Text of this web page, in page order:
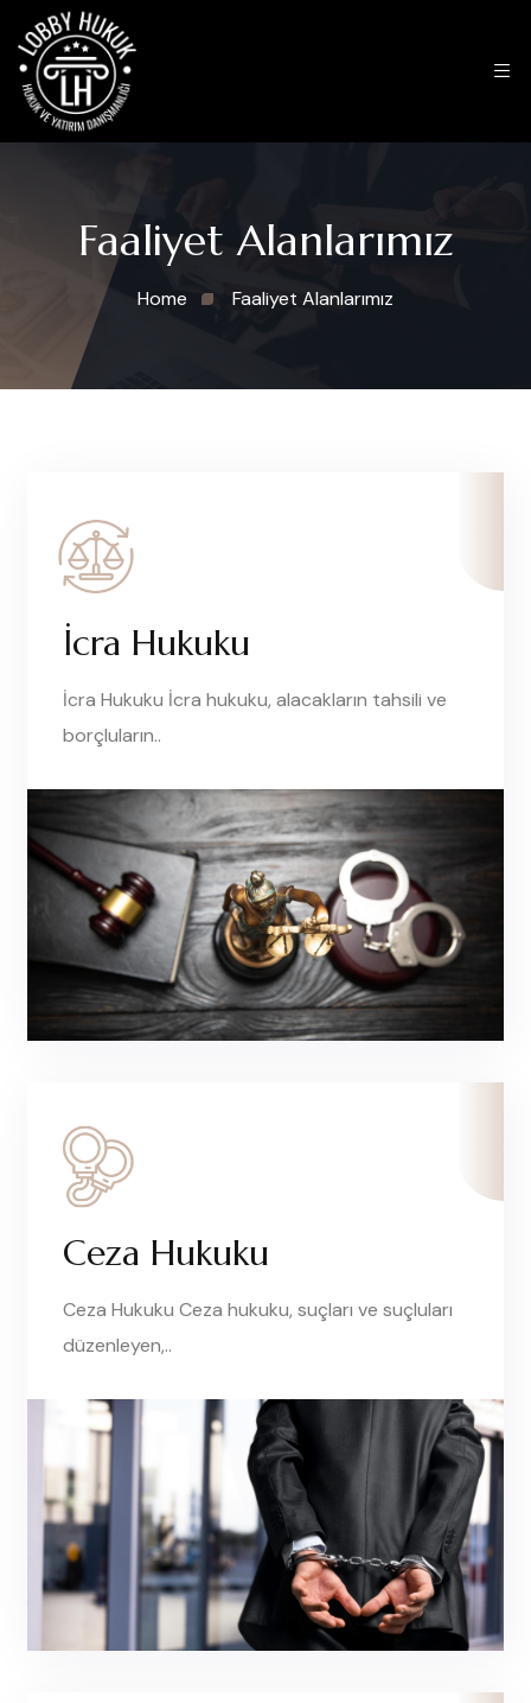
Faaliyet Alanlarımız
Home Faaliyet Alanlarımız
İcra Hukuku
İcra Hukuku İcra hukuku, alacakların tahsili ve
borçluların..
Ceza Hukuku
Ceza Hukuku Ceza hukuku, suçları ve suçluları
düzenleyen,..